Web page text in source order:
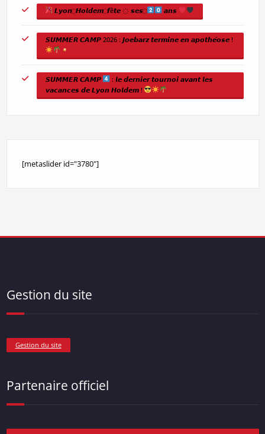
𝙇𝙮𝙤𝙣 ҉ 𝙃𝙤𝙡𝙙𝙚𝙢 ҉ 𝙛ê𝙩𝙚 ҉ 𝙨𝙚𝙨 ҉ 𝙖𝙣𝙨
𝙎𝙐𝙈𝙈𝙀𝙍 𝘾𝘼𝙈𝙋 2026 : 𝙅𝙤𝙚𝙗𝙖𝙧𝙯 𝙩𝙚𝙧𝙢𝙞𝙣𝙚 𝙚𝙣 𝙖𝙥𝙤𝙩𝙝𝙚́𝙤𝙨𝙚 !
𝙎𝙐𝙈𝙈𝙀𝙍 𝘾𝘼𝙈𝙋
: 𝙡𝙚 𝙙𝙚𝙧𝙣𝙞𝙚𝙧 𝙩𝙤𝙪𝙧𝙣𝙤𝙞 𝙖𝙫𝙖𝙣𝙩 𝙡𝙚𝙨
𝙫𝙖𝙘𝙖𝙣𝙘𝙚𝙨 𝙙𝙚 𝙇𝙮𝙤𝙣 𝙃𝙤𝙡𝙙𝙚𝙢 !
[metaslider id="3780"]
Gestion du site
Gestion du site
Partenaire officiel